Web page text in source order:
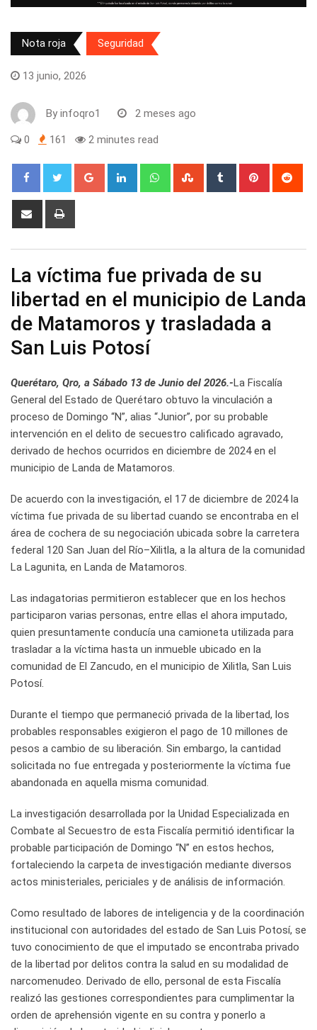
Nota roja Seguridad
13 junio, 2026
By infoqro1 2 meses ago
0 161 2 minutes read
Google+ LinkedIn WhatsappStumbleUpon
Tumblr Pinterest
Share
La víctima fue privada de su
libertad en el municipio de Landa
de Matamoros y trasladada a
San Luis Potosí
Querétaro, Qro, a Sábado 13 de Junio del 2026.-La Fiscalía
General del Estado de Querétaro obtuvo la vinculación a
proceso de Domingo “N”, alias “Junior”, por su probable
intervención en el delito de secuestro calificado agravado,
derivado de hechos ocurridos en diciembre de 2024 en el
municipio de Landa de Matamoros.
De acuerdo con la investigación, el 17 de diciembre de 2024 la
víctima fue privada de su libertad cuando se encontraba en el
área de cochera de su negociación ubicada sobre la carretera
federal 120 San Juan del Río–Xilitla, a la altura de la comunidad
La Lagunita, en Landa de Matamoros.
Las indagatorias permitieron establecer que en los hechos
participaron varias personas, entre ellas el ahora imputado,
quien presuntamente conducía una camioneta utilizada para
trasladar a la víctima hasta un inmueble ubicado en la
comunidad de El Zancudo, en el municipio de Xilitla, San Luis
Potosí.
Durante el tiempo que permaneció privada de la libertad, los
probables responsables exigieron el pago de 10 millones de
pesos a cambio de su liberación. Sin embargo, la cantidad
solicitada no fue entregada y posteriormente la víctima fue
abandonada en aquella misma comunidad.
La investigación desarrollada por la Unidad Especializada en
Combate al Secuestro de esta Fiscalía permitió identificar la
probable participación de Domingo “N” en estos hechos,
fortaleciendo la carpeta de investigación mediante diversos
actos ministeriales, periciales y de análisis de información.
Como resultado de labores de inteligencia y de la coordinación
institucional con autoridades del estado de San Luis Potosí, se
tuvo conocimiento de que el imputado se encontraba privado
de la libertad por delitos contra la salud en su modalidad de
narcomenudeo. Derivado de ello, personal de esta Fiscalía
realizó las gestiones correspondientes para cumplimentar la
orden de aprehensión vigente en su contra y ponerlo a